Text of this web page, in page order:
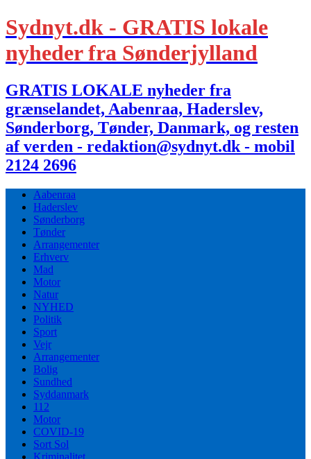
Sydnyt.dk - GRATIS lokale
nyheder fra Sønderjylland
GRATIS LOKALE nyheder fra
grænselandet, Aabenraa, Haderslev,
Sønderborg, Tønder, Danmark, og resten
af verden - redaktion@sydnyt.dk - mobil
2124 2696
Aabenraa
Haderslev
Sønderborg
Tønder
Arrangementer
Erhverv
Mad
Motor
Natur
NYHED
Politik
Sport
Vejr
Arrangementer
Bolig
Sundhed
Syddanmark
112
Motor
COVID-19
Sort Sol
Kriminalitet